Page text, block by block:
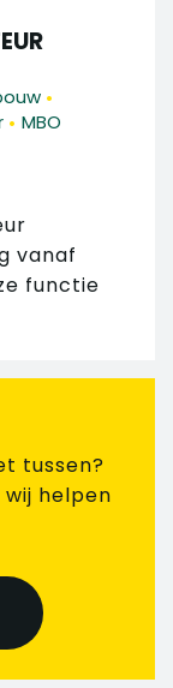
•
• MBO
vanaf
functie
tussen?
helpen